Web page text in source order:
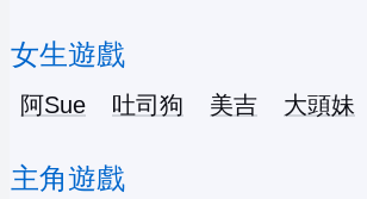
女生遊戲
阿Sue 吐司狗 美吉 大頭妹
主角遊戲